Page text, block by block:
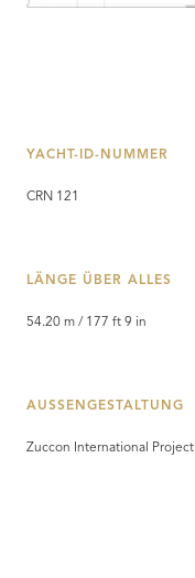
YACHT-ID-NUMMER
CRN 121
LÄNGE ÜBER ALLES
54.20 m / 177 ft 9 in
AUSSENGESTALTUNG
Zuccon International Project